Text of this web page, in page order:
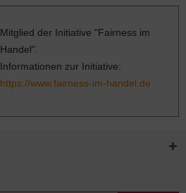
Mitglied der Initiative "Fairness im
Handel".
Informationen zur Initiative:
https://www.fairness-im-handel.de